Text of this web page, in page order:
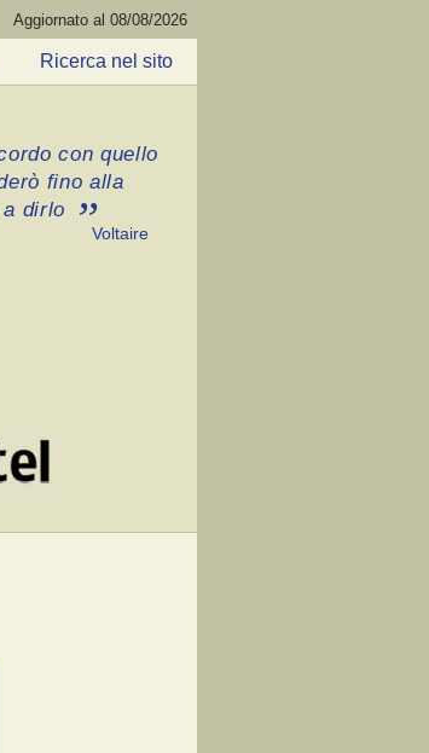
Aggiornato al 08/08/2026
Ricerca nel sito
con quello
fino alla
dirlo
Voltaire